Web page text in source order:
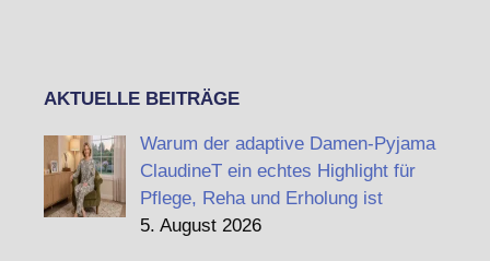
AKTUELLE BEITRÄGE
Warum der adaptive Damen-Pyjama
ClaudineT ein echtes Highlight für
Pflege, Reha und Erholung ist
5. August 2026